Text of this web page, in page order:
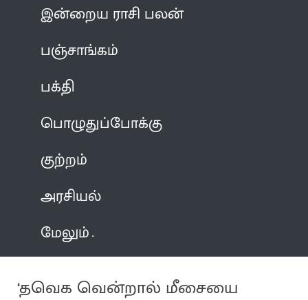
இன்றைய ராசி பலன்
பஞ்சாங்கம்
பக்தி
பொழுதுப்போக்கு
குற்றம்
அரசியல்
மேலும்
‘தவெக வென்றால் மீசையை